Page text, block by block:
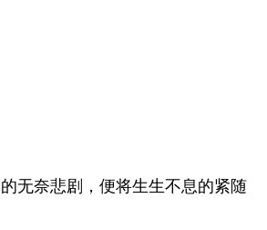
无奈悲剧，便将生生不息的紧随